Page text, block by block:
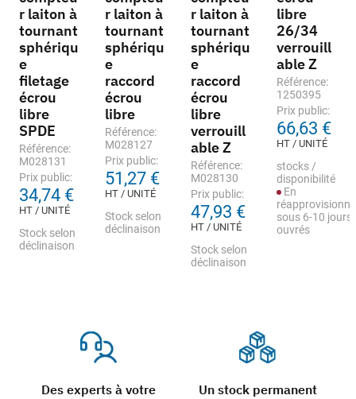
Des experts à votre
Un stock permanent
r laiton à
tournant
sphériqu
e
filetage
écrou
libre
SPDE
Référence:
M028131
Prix public:
34,74 €
HT / UNITÉ
Stock selon
déclinaison
r laiton à
tournant
sphériqu
e
raccord
écrou
libre
Référence:
M028127
Prix public:
51,27 €
HT / UNITÉ
Stock selon
déclinaison
r laiton à
tournant
sphériqu
e
raccord
écrou
libre
verrouill
able Z
Référence:
M028130
Prix public:
47,93 €
HT / UNITÉ
Stock selon
déclinaison
libre
26/34
verrouill
able Z
Référence:
1250395
Prix public:
66,63 €
HT / UNITÉ
stocks /
disponibilité
En
sous 6-10 jours
ouvrés